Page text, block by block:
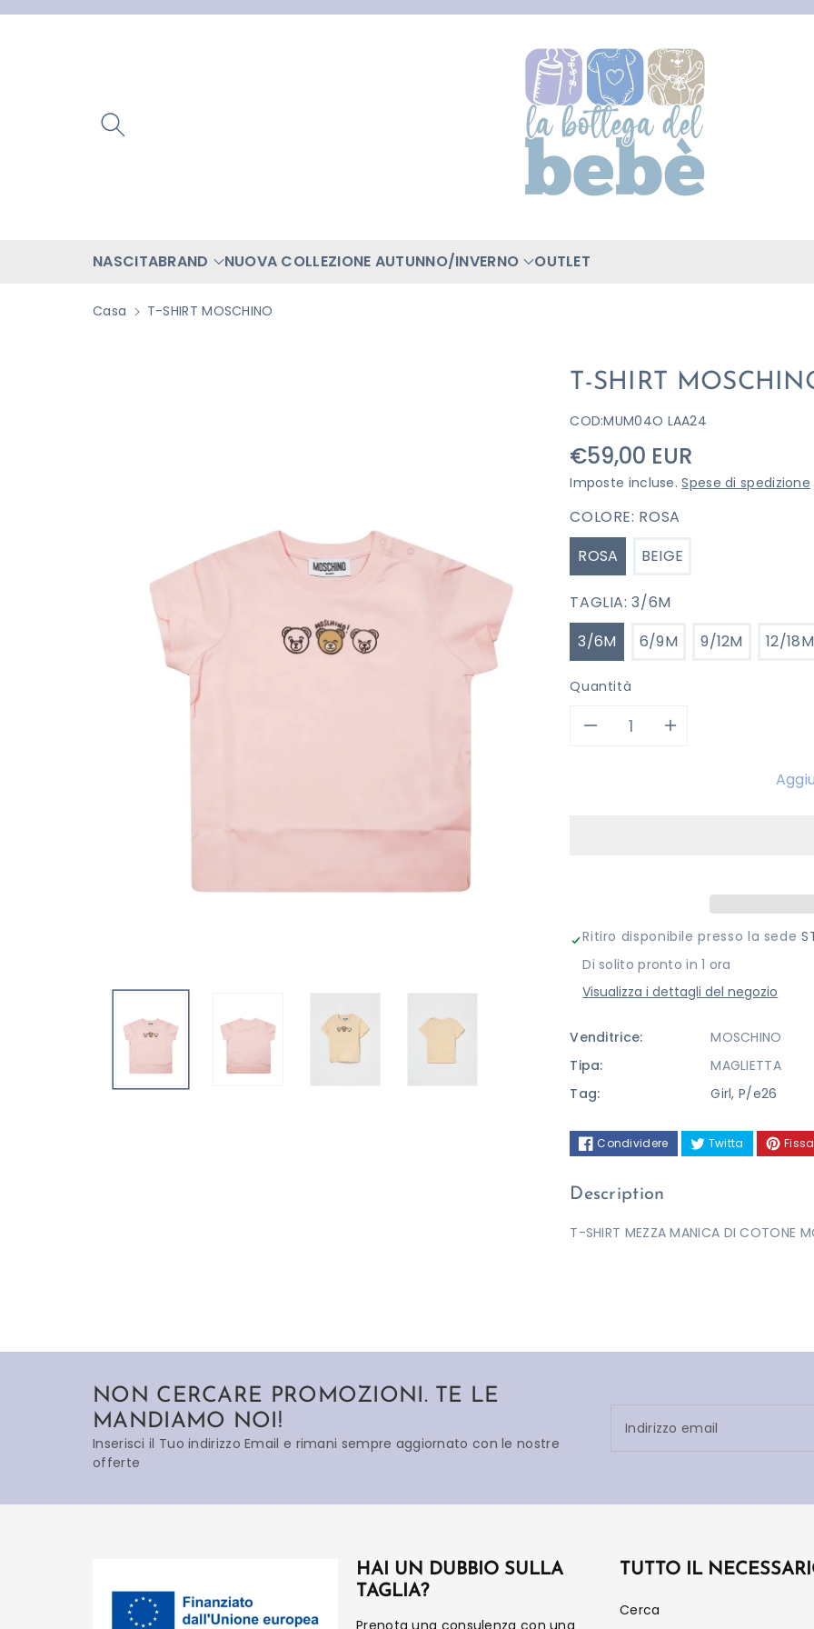
NASCITABRAND NUOVA COLLEZIONE AUTUNNO/INVERNO OUTLET
Casa T-SHIRT MOSCHINO
T-SHIRT
COD:MUM04O LAA24
Prezzo
di
listino
€59,00 EUR
Imposte incluse.Spese di spedizione
COLORE: ROSA
ROSA
BEIGE
TAGLIA:3/6M
3/6M
6/9M 9/12M 12/18M
Quantità
Diminuisci
MOSCHINO
Aumenta
quantità
SHIRT
MOSCHINO
Ritiro disponibile presso la sede
Di solito pronto in 1 ora
Visualizza i dettagli del negozio
Venditrice:
MOSCHINO
Tipa:
MAGLIETTA
Tag:
Girl,P/e26
Condividere Twitta
Description
T-SHIRT MEZZA MANICA DI COTONE
NON CERCARE PROMOZIONI. TE LE
MANDIAMO NOI!
Inserisci il Tuo indirizzo Email e rimani sempre aggiornato con le nostre
offerte
Indirizzo email
HAI UN DUBBIO SULLA
TAGLIA?
TUTTO IL
Cerca